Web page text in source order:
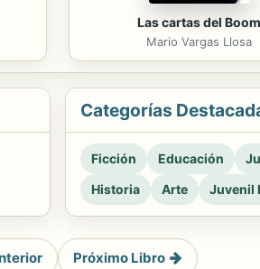
Las cartas del Boom
Mario Vargas Llosa
Categorías
Ficción Educación
Historia
Arte Juvenil
Próximo Libro